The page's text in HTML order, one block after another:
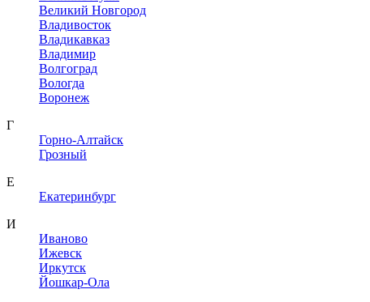
Великий Новгород
Владивосток
Владикавказ
Владимир
Волгоград
Вологда
Воронеж
Г
Горно-Алтайск
Грозный
Е
Екатеринбург
И
Иваново
Ижевск
Иркутск
Йошкар-Ола